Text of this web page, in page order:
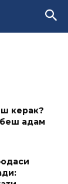
керак?
қадам